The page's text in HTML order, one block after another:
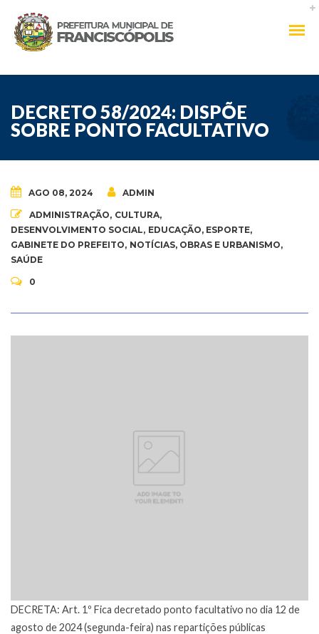
DECRETO 58/2024: DISPÕE
SOBRE PONTO FACULTATIVO
AGO 08, 2024 ADMIN
ADMINISTRAÇÃO, CULTURA,
DESENVOLVIMENTO SOCIAL, EDUCAÇÃO, ESPORTE,
GABINETE DO PREFEITO, NOTÍCIAS, OBRAS E URBANISMO,
SAÚDE
0
DECRETA: Art. 1º Fica decretado ponto facultativo no dia 12 de
agosto de 2024 (segunda-feira) nas repartições públicas